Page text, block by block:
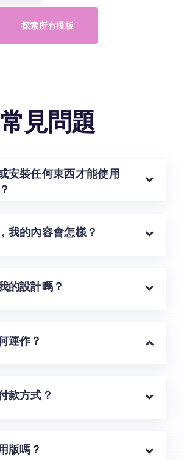
探索所有模板
常見問題
安裝任何東西才能使用
我的內容會怎樣？
的設計嗎？
運作？
款方式？
版嗎？